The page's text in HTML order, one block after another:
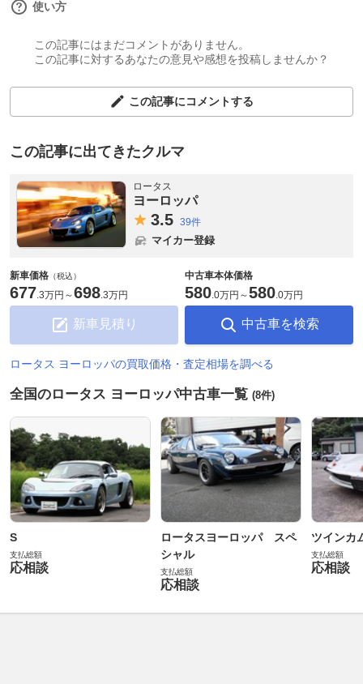
使い方
この記事にはまだコメントがありません。
この記事に対するあなたの意見や感想を投稿しませんか？
この記事にコメントする
この記事に出てきたクルマ
ロータス
ヨーロッパ
3.5 39件
マイカー登録
新車価格 （税込）
677.3万円 ～698.3万円
新車見積り
中古車本体価格
580.0万円 ～580.0万円
中古車を検索
ロータス ヨーロッパの買取価格・査定相場を調べる
全国のロータス ヨーロッパ中古車一覧 (8件)
S
支払総額
応相談
ロータスヨーロッパ スペ
シャル
支払総額
応相談
ツイン
支払総額
応相談